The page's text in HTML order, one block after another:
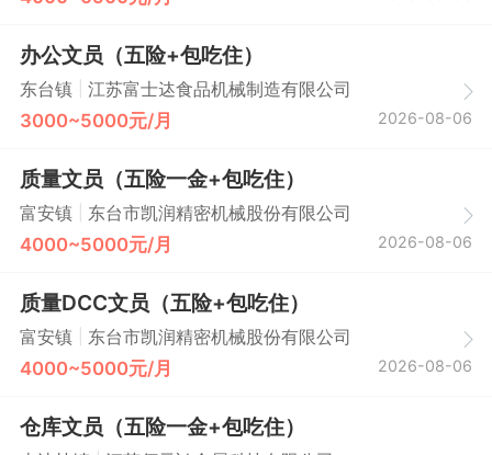
办公文员（五险+包吃住）
东台镇 江苏富士迏食品机械制造有限公司
3000~5000元/月 2026-08-06
质量文员（五险一金+包吃住）
富安镇 东台市凯润精密机械股份有限公司
4000~5000元/月 2026-08-06
质量DCC文员（五险+包吃住）
富安镇 东台市凯润精密机械股份有限公司
4000~5000元/月 2026-08-06
仓库文员（五险一金+包吃住）